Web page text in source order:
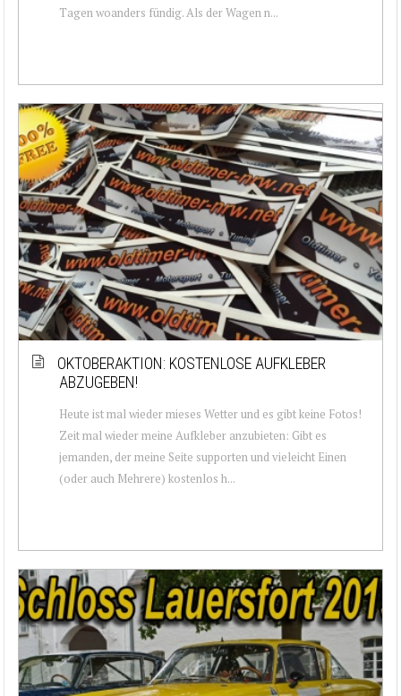
Tagen woanders fündig. Als der Wagen n...
OKTOBERAKTION: KOSTENLOSE AUFKLEBER
ABZUGEBEN!
Heute ist mal wieder mieses Wetter und es gibt keine Fotos!
Zeit mal wieder meine Aufkleber anzubieten: Gibt es
jemanden, der meine Seite supporten und vieleicht Einen
(oder auch Mehrere) kostenlos h...